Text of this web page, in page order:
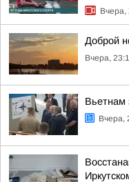
Вчера,
Доброй
Вчера,
Вьетнам
Вчера,